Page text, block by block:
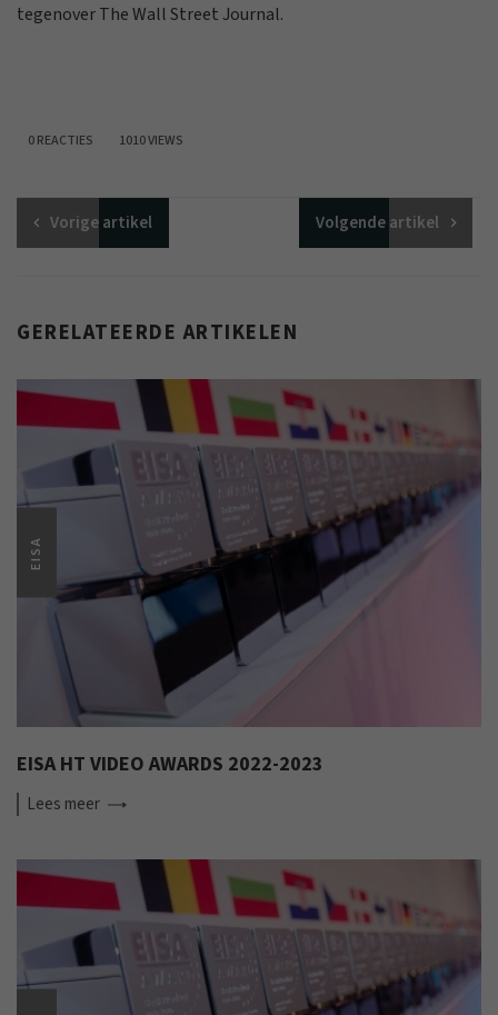
tegenover The Wall Street Journal.
0 REACTIES 1010 VIEWS
Vorigeartikel Volgendeartikel
GERELATEERDE ARTIKELEN
EISA
EISA HT VIDEO AWARDS 2022-2023
Lees meer